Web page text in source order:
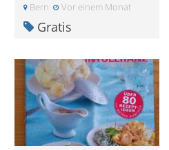
Bern Vor einem Monat
Gratis